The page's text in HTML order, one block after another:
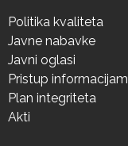
Politika kvaliteta
Javne nabavke
Javni oglasi
Pristup
Plan integriteta
Akti